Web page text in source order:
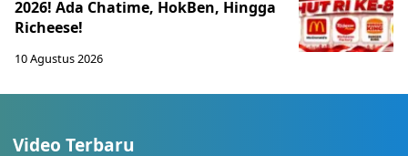
2026! Ada Chatime, HokBen, Hingga
Richeese!
10 Agustus 2026
Video Terbaru